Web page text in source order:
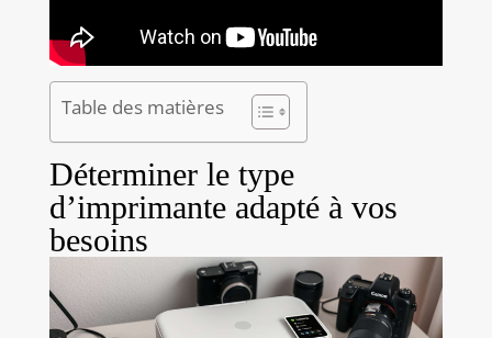
Table des matières
Déterminer le type
d’imprimante adapté à vos
besoins